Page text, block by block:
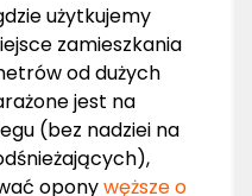
użytkujemy
zamieszkania
od dużych
jest na
(bez nadziei na
oponywęższe o